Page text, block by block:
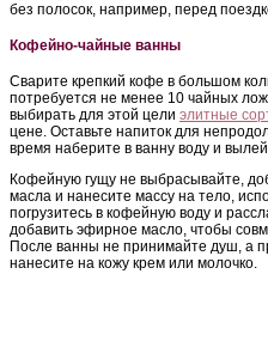
без полосок, например, перед
Кофейно-чайные ванны
Сварите крепкий кофе в большом
потребуется не менее 10 чайных
выбирать для этой цели элитные
цене. Оставьте напиток для
время наберите в ванну воду и
Кофейную гущу не выбрасывайте,
масла и нанесите массу на тело,
погрузитесь в кофейную воду и
добавить эфирное масло, чтобы
После ванны не принимайте душ, а
нанесите на кожу крем или молочко.